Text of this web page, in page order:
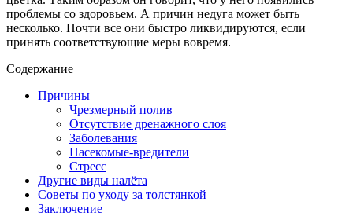
проблемы со здоровьем. А причин недуга может быть
несколько. Почти все они быстро ликвидируются, если
принять соответствующие меры вовремя.
Содержание
Причины
Чрезмерный полив
Отсутствие дренажного слоя
Заболевания
Насекомые-вредители
Стресс
Другие виды налёта
Советы по уходу за толстянкой
Заключение